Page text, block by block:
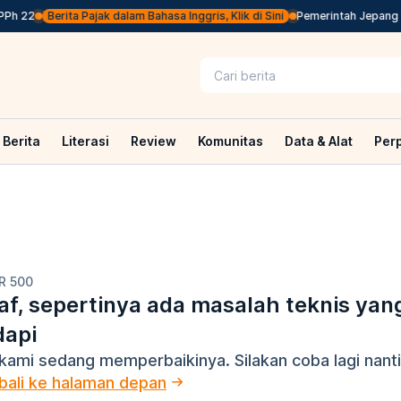
Berita Pajak dalam Bahasa Inggris, Klik di Sini Pemerintah Jepang
Berita Literasi Review Komunitas Data & Alat
500
sepertinya ada masalah teknis
sedang memperbaikinya. Silakan coba lagi
ke halaman depan